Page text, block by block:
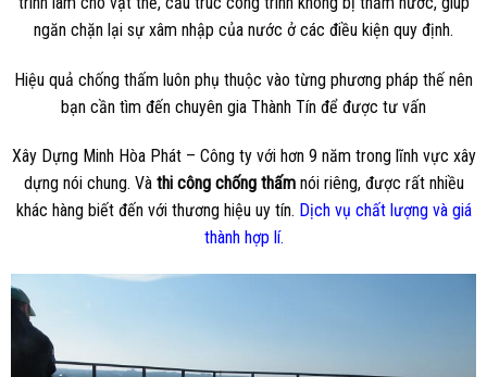
ngăn chặn lại sự xâm nhập của nước ở các điều kiện quy định.
Hiệu quả chống thấm luôn phụ thuộc vào từng phương pháp thế nên
bạn cần tìm đến chuyên gia Thành Tín để được tư vấn
Xây Dựng Minh Hòa Phát – Công ty với hơn 9 năm trong lĩnh vực xây
dựng nói chung. Và thi công chống thấmnói riêng, được rất nhiều
khác hàng biết đến với thương hiệu uy tín. Dịch vụ chất lượng và giá
thành hợp lí.